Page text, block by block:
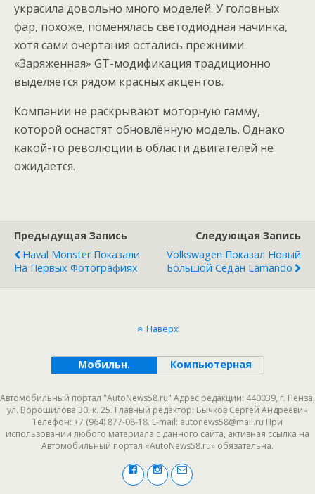
украсила довольно много моделей. У головных
фар, похоже, поменялась светодиодная начинка,
хотя сами очертания остались прежними.
«Заряженная» GT-модификация традиционно
выделяется рядом красных акцентов.
Компании не раскрывают моторную гамму,
которой оснастят обновлённую модель. Однако
какой-то революции в области двигателей не
ожидается.
Предыдущая Запись
Haval Monster Показали
На Первых Фотографиях
Следующая Запись
Volkswagen Показал Новый
Большой Седан Lamando
Наверх
Мобильн. Компьютерная
Автомобильный портал "AutoNews58.ru" Адрес редакции: 440039, г. Пенза,
ул. Ворошилова 30, к. 25. Главный редактор: Бычков Сергей Андреевич
Телефон: +7 (964) 877-08-18. E-mail: autonews58@mail.ru При
использовании любого материала с данного сайта, активная ссылка на
Автомобильный портал «AutoNews58.ru» обязательна.